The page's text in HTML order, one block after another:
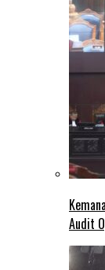
Audit